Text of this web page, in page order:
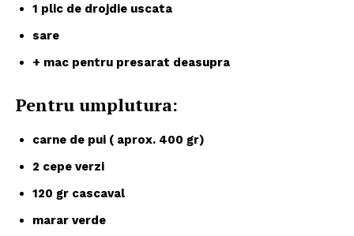
1 plic de drojdie uscata
sare
+ mac pentru presarat deasupra
Pentru umplutura:
carne de pui ( aprox. 400 gr)
2 cepe verzi
120 gr cascaval
marar verde